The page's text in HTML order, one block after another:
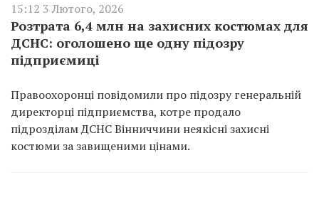
15:12 3 Лютого, 2026
Розтрата 6,4 млн на захисних костюмах для
ДСНС: оголошено ще одну підозру
підприємиці
Правоохоронці повідомили про підозру генеральній
директорці підприємства, котре продало
підрозділам ДСНС Вінниччини неякісні захисні
костюми за завищеними цінами.